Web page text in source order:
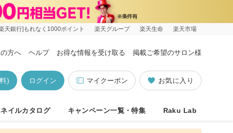
天銀行]もれなく1000ポイント 楽天グループ 楽天生命 楽天市場
方へ ヘルプ お得な情報を受け取る 掲載ご希望のサロン様
お気に入り
マイクーポン
ログイン
)
ネイルカタログ キャンペーン一覧・特集 Raku Lab